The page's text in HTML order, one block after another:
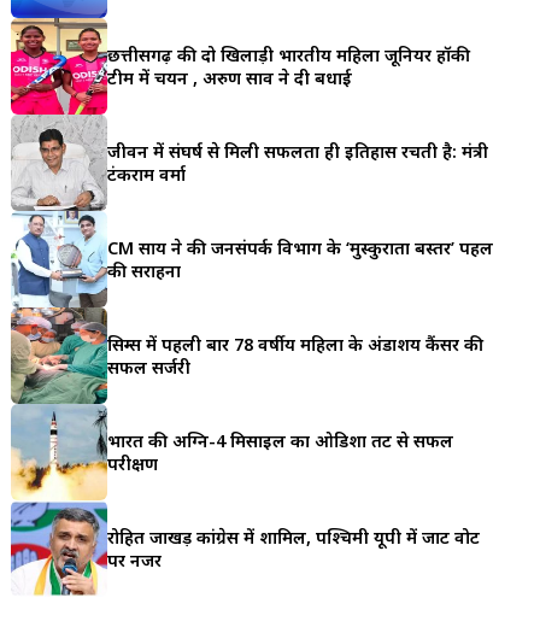
छत्तीसगढ़ की दो खिलाड़ी भारतीय महिला जूनियर हॉकी
टीम में चयन , अरुण साव ने दी बधाई
जीवन में संघर्ष से मिली सफलता ही इतिहास रचती है: मंत्री
टंकराम वर्मा
CM साय ने की जनसंपर्क विभाग के ‘मुस्कुराता बस्तर’ पहल
की सराहना
सिम्स में पहली बार 78 वर्षीय महिला के अंडाशय कैंसर की
सफल सर्जरी
भारत की अग्नि-4 मिसाइल का ओडिशा तट से सफल
परीक्षण
रोहित जाखड़ कांग्रेस में शामिल, पश्चिमी यूपी में जाट वोट
पर नजर
r